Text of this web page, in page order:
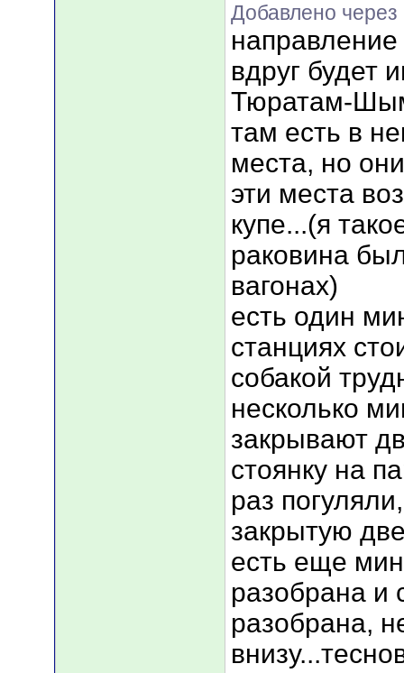
Добавлено
вдруг будет
Тюратам-
там есть в
места, но
эти места
купе...(я
раковина
вагонах)
есть один
станциях
собакой
несколько
закрывают
стоянку на
раз
закрытую
есть еще
разобрана и
разобрана,